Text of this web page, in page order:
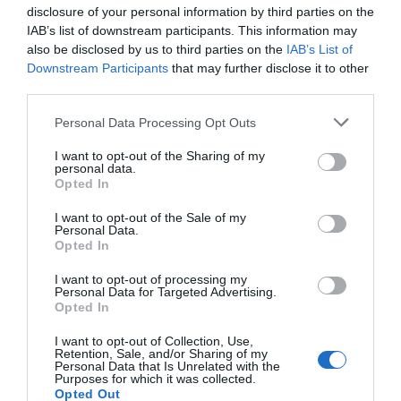
disclosure of your personal information by third parties on the
IAB’s list of downstream participants. This information may
also be disclosed by us to third parties on the IAB’s List of
Downstream Participants that may further disclose it to other
Personal Data Processing Opt Outs
I want to opt-out of the Sharing of my
personal data.
Opted In
I want to opt-out of the Sale of my
Personal Data.
Opted In
I want to opt-out of processing my
Personal Data for Targeted Advertising.
Opted In
I want to opt-out of Collection, Use,
Retention, Sale, and/or Sharing of my
Personal Data that Is Unrelated with the
Purposes for which it was collected.
Opted Out
Jørgensen, que l’agost de l’any passat i després
de vuit anys al càrrec, va ser substituït per
l’austroiraniàMaziar Mike Doustdar, que des del
1992 ve de passar per tots els departaments
imaginables de la farmacèutica danesa.
A finals de novembre de l’any passat, les accions
d’aleshores han encetat una recuperació molt
prometedora. No només han escalat en poc
temps des dels 45 dòlars fins als 56 actuals, sinó
que els analistes ho consideren una bona opció
per invertir-hi. Caldrà veure si la recuperació és
capaç de portar el valor fins als màxims històrics,
o bé si s’atura a mig camí.